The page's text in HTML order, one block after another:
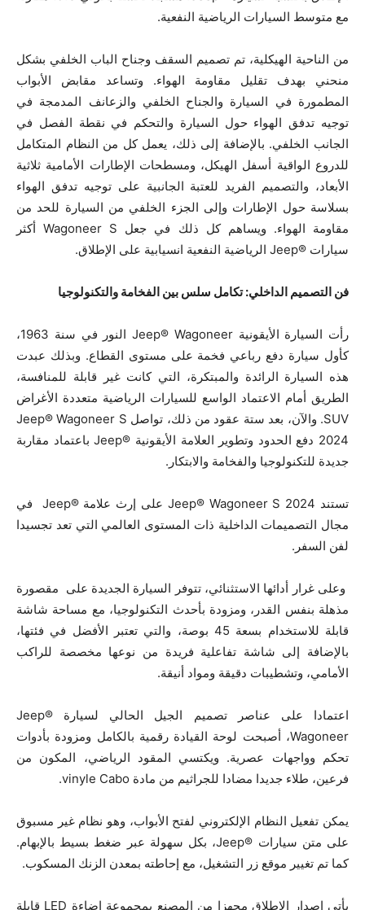
مع متوسط السيارات الرياضية النفعية.
من الناحية الهيكلية، تم تصميم السقف وجناح الباب الخلفي بشكل
منحني بهدف تقليل مقاومة الهواء. وتساعد مقابض الأبواب
المطمورة في السيارة والجناح الخلفي والزعانف المدمجة في
توجيه تدفق الهواء حول السيارة والتحكم في نقطة الفصل في
الجانب الخلفي. بالإضافة إلى ذلك، يعمل كل من النظام المتكامل
للدروع الواقية أسفل الهيكل، ومسطحات الإطارات الأمامية ثلاثية
الأبعاد، والتصميم الفريد للعتبة الجانبية على توجيه تدفق الهواء
بسلاسة حول الإطارات وإلى الجزء الخلفي من السيارة للحد من
مقاومة الهواء. ويساهم كل ذلك في جعل Wagoneer S أكثر
سيارات ®Jeep الرياضية النفعية انسيابية على الإطلاق.
فن التصميم الداخلي: تكامل سلس بين الفخامة والتكنولوجيا
رأت السيارة الأيقونية Jeep® Wagoneer النور في سنة 1963،
كأول سيارة دفع رباعي فخمة على مستوى القطاع. وبذلك عبدت
هذه السيارة الرائدة والمبتكرة، التي كانت غير قابلة للمنافسة،
الطريق أمام الاعتماد الواسع للسيارات الرياضية متعددة الأغراض
SUV. والآن، بعد ستة عقود من ذلك، تواصل Jeep® Wagoneer S
2024 دفع الحدود وتطوير العلامة الأيقونية ®Jeep باعتماد مقاربة
جديدة للتكنولوجيا والفخامة والابتكار.
تستند Jeep® Wagoneer S 2024 على إرث علامة ®Jeep في
مجال التصميمات الداخلية ذات المستوى العالمي التي تعد تجسيدا
لفن السفر.
وعلى غرار أدائها الاستثنائي، تتوفر السيارة الجديدة على مقصورة
مذهلة بنفس القدر، ومزودة بأحدث التكنولوجيا، مع مساحة شاشة
قابلة للاستخدام بسعة 45 بوصة، والتي تعتبر الأفضل في فئتها،
بالإضافة إلى شاشة تفاعلية فريدة من نوعها مخصصة للراكب
الأمامي، وتشطيبات دقيقة ومواد أنيقة.
اعتمادا على عناصر تصميم الجيل الحالي لسيارة Jeep®
Wagoneer، أصبحت لوحة القيادة رقمية بالكامل ومزودة بأدوات
تحكم وواجهات عصرية. ويكتسي المقود الرياضي، المكون من
فرعين، طلاء جديدا مضادا للجراثيم من مادة vinyle Cabo.
يمكن تفعيل النظام الإلكتروني لفتح الأبواب، وهو نظام غير مسبوق
على متن سيارات ®Jeep، بكل سهولة عبر ضغط بسيط بالإبهام.
كما تم تغيير موقع زر التشغيل، مع إحاطته بمعدن الزنك المسكوب.
يأتي إصدار الإطلاق مجهزا من المصنع بمجموعة إضاءة LED قابلة